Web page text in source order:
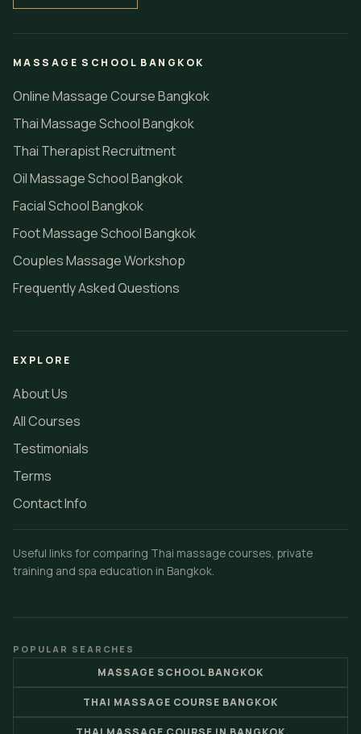
MASSAGE SCHOOL BANGKOK
Online Massage Course Bangkok
Thai Massage School Bangkok
Thai Therapist Recruitment
Oil Massage School Bangkok
Facial School Bangkok
Foot Massage School Bangkok
Couples Massage Workshop
Frequently Asked Questions
EXPLORE
About Us
All Courses
Testimonials
Terms
Contact Info
Useful links for comparing Thai massage courses, private
training and spa education in Bangkok.
POPULAR SEARCHES
MASSAGE SCHOOL BANGKOK
THAI MASSAGE COURSE BANGKOK